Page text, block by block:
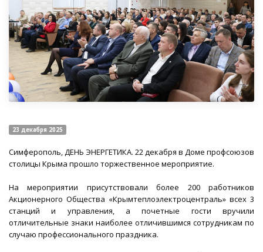
23 декабря 2025
Симферополь, ДЕНЬ ЭНЕРГЕТИКА. 22 декабря в Доме профсоюзов
столицы Крыма прошло торжественное мероприятие.
На мероприятии присутствовали более 200 работников
Акционерного Общества «Крымтеплоэлектроцентраль» всех 3
станций и управления, а почетные гости вручили
отличительные знаки наиболее отличившимся сотрудникам по
случаю профессионального праздника.